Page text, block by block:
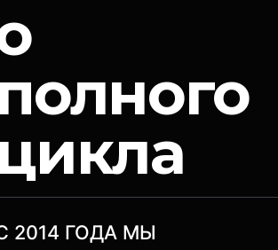
полного
цикла
2014 ГОДА МЫ